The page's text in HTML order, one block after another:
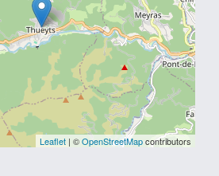
Leaflet | ©OpenStreetMapcontributors